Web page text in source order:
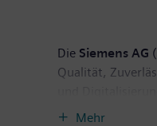
Die Siemens AG
Qualität,
Anbieter
Mehr